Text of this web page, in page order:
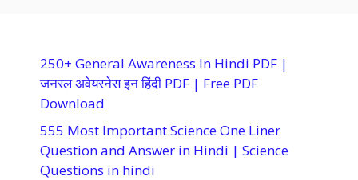
250+ General Awareness In Hindi PDF |
जनरल अवेयरनेस इन हिंदी PDF | Free PDF
Download
555 Most Important Science One Liner
Question and Answer in Hindi | Science
Questions in hindi